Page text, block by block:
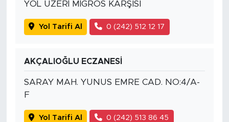
YOL ÜZERİ MİGROS KARŞISI
Yol Tarifi Al 0 (242) 512 12 17
AKÇALIOĞLU ECZANESİ
SARAY MAH. YUNUS EMRE CAD. NO:4/A-
F
Yol Tarifi Al 0 (242) 513 86 45